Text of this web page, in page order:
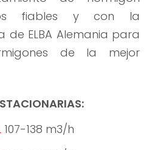
fiables y con la
ELBA Alemania para
de la mejor
107-138 m3/h